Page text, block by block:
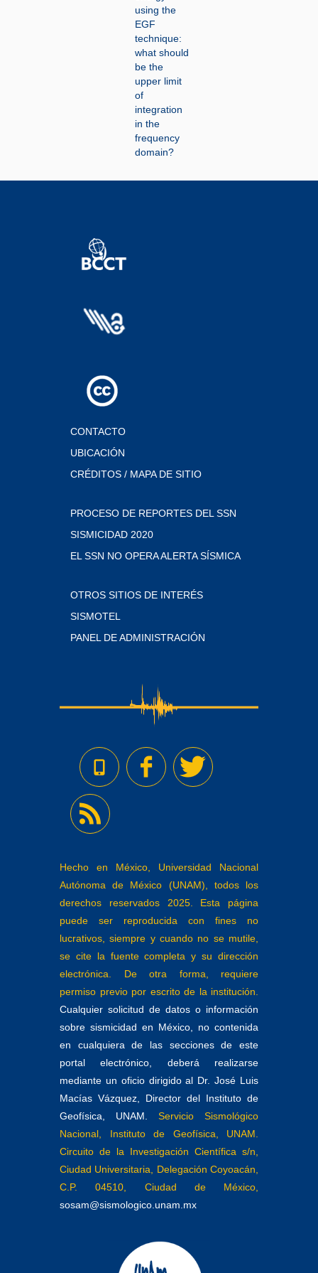
using the
EGF
technique:
what should
be the
upper limit
of
integration
in the
frequency
domain?
CONTACTO
UBICACIÓN
CRÉDITOS / MAPA DE SITIO
PROCESO DE REPORTES DEL SSN
SISMICIDAD 2020
EL SSN NO OPERA ALERTA SÍSMICA
OTROS SITIOS DE INTERÉS
SISMOTEL
PANEL DE ADMINISTRACIÓN
Hecho en México, Universidad Nacional
Autónoma de México (UNAM), todos los
derechos reservados 2025. Esta página
puede ser reproducida con fines no
lucrativos, siempre y cuando no se mutile,
se cite la fuente completa y su dirección
electrónica. De otra forma, requiere
permiso previo por escrito de la institución.
Cualquier solicitud de datos o información
sobre sismicidad en México, no contenida
en cualquiera de las secciones de este
portal electrónico, deberá realizarse
mediante un oficio dirigido al Dr. José Luis
Macías Vázquez, Director del Instituto de
Geofísica, UNAM.
Servicio Sismológico
Nacional, Instituto de Geofísica, UNAM.
Circuito de la Investigación Científica s/n,
Ciudad Universitaria, Delegación Coyoacán,
C.P. 04510, Ciudad de México,
sosam@sismologico.unam.mx